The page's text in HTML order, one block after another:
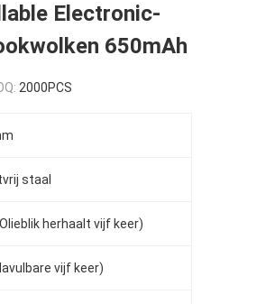
Electronic-
650mAh
2000PCS
staal
herhaalt vijf keer)
vijf keer)